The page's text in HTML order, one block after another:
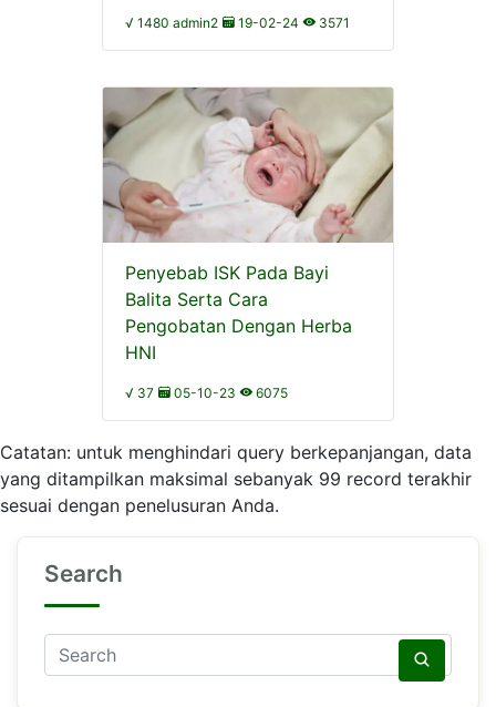
√ 1480 admin2 19-02-24 3571
Penyebab ISK Pada Bayi
Balita Serta Cara
Pengobatan Dengan Herba
HNI
√ 37 05-10-23 6075
Catatan: untuk menghindari query berkepanjangan, data
yang ditampilkan maksimal sebanyak 99 record terakhir
sesuai dengan penelusuran Anda.
Search